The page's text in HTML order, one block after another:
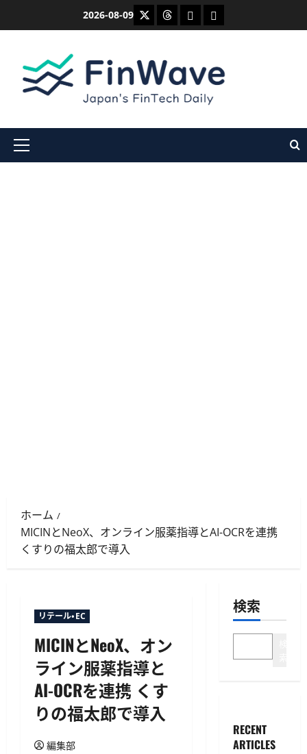
2026-08-09 X ThreadsBlueskyMastodon
メ
ホーム
MICINとNeoX、オンライン服薬指導とAI-OCRを連携
くすりの福太郎で導入
リテール・EC
MICINとNeoX、オン
ライン服薬指導と
AI-OCRを連携 くす
りの福太郎で導入
編集部
検索
RECENT
ARTICLES